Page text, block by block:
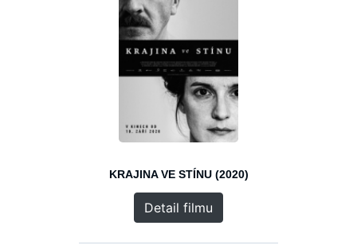
KRAJINA VE STÍNU (2020)
Detail filmu